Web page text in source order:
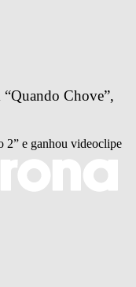
Chove”,
2” e ganhou videoclipe